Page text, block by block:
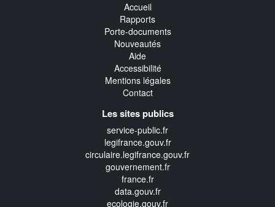
Accueil
Rapports
Porte-documents
Nouveautés
Aide
Accessibilité
Mentions légales
Contact
Les sites publics
service-public.fr
legifrance.gouv.fr
circulaire.legifrance.gouv.fr
gouvernement.fr
france.fr
data.gouv.fr
ecologie.gouv.fr